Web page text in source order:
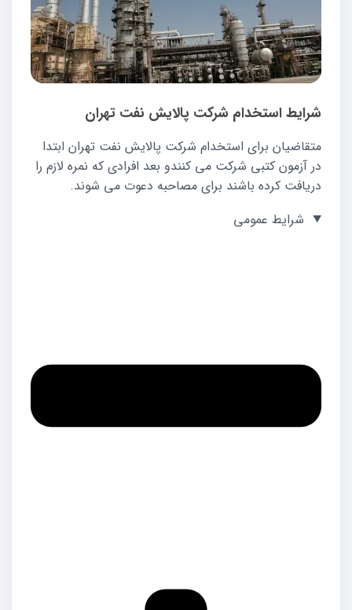
شرایط استخدام شرکت پالایش نفت تهران
متقاضیان برای استخدام شرکت پالایش نفت تهران ابتدا
در آزمون کتبی شرکت می کنندو بعد افرادی که نمره لازم را
دریافت کرده باشند برای مصاحبه دعوت می شوند.
شرایط عمومی